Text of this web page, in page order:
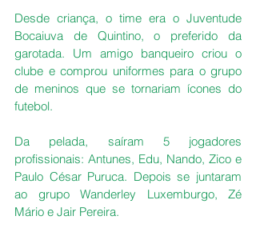
Desde criança, o time era o Juventude
Bocaiuva de Quintino, o preferido da
garotada. Um amigo banqueiro criou o
clube e comprou uniformes para o grupo
de meninos que se tornariam ícones do
futebol.
Da pelada, saíram 5 jogadores
profissionais: Antunes, Edu, Nando, Zico e
Paulo César Puruca. Depois se juntaram
ao grupo Wanderley Luxemburgo, Zé
Mário e Jair Pereira.